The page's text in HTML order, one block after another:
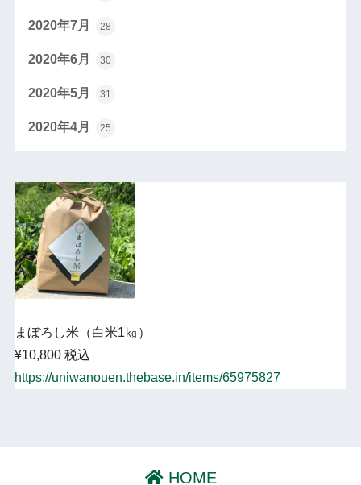
2020年7月 28
2020年6月 30
2020年5月 31
2020年4月 25
まぼろし米（白米1㎏）
¥10,800 税込
https://uniwanouen.thebase.in/items/65975827
HOME